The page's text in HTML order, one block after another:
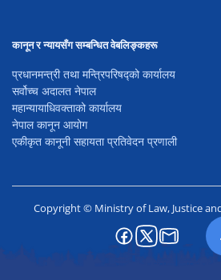
कानून र न्यायसँग सम्बन्धित वेबलिङ्कहरू
प्रधानमन्त्री तथा मन्त्रिपरिषद्को कार्यालय
सर्वोच्च अदालत नेपाल
महान्यायाधिवक्ताको कार्यालय
नेपाल कानून आयोग
एकीकृत कानूनी सहायता प्रतिवेदन प्रणाली
Copyright © Ministry of Law, Justice